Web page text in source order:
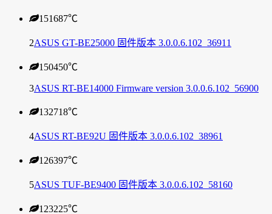
151687℃
2ASUS GT-BE25000 固件版本 3.0.0.6.102_36911
150450℃
3ASUS RT-BE14000 Firmware version 3.0.0.6.102_56900
132718℃
4ASUS RT-BE92U 固件版本 3.0.0.6.102_38961
126397℃
5ASUS TUF-BE9400 固件版本 3.0.0.6.102_58160
123225℃